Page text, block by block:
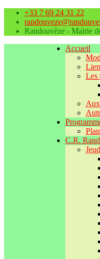
+33 7 69 24 31 22
Randouvèze - Mairie
Accueil
Les
C.R.